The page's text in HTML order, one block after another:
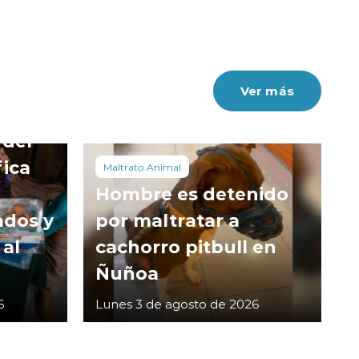
Ver más
y
Maltrato Animal
Hombre es detenido
por maltratar a
cachorro pitbull en
Ñuñoa
Lunes 3 de agosto de 2026